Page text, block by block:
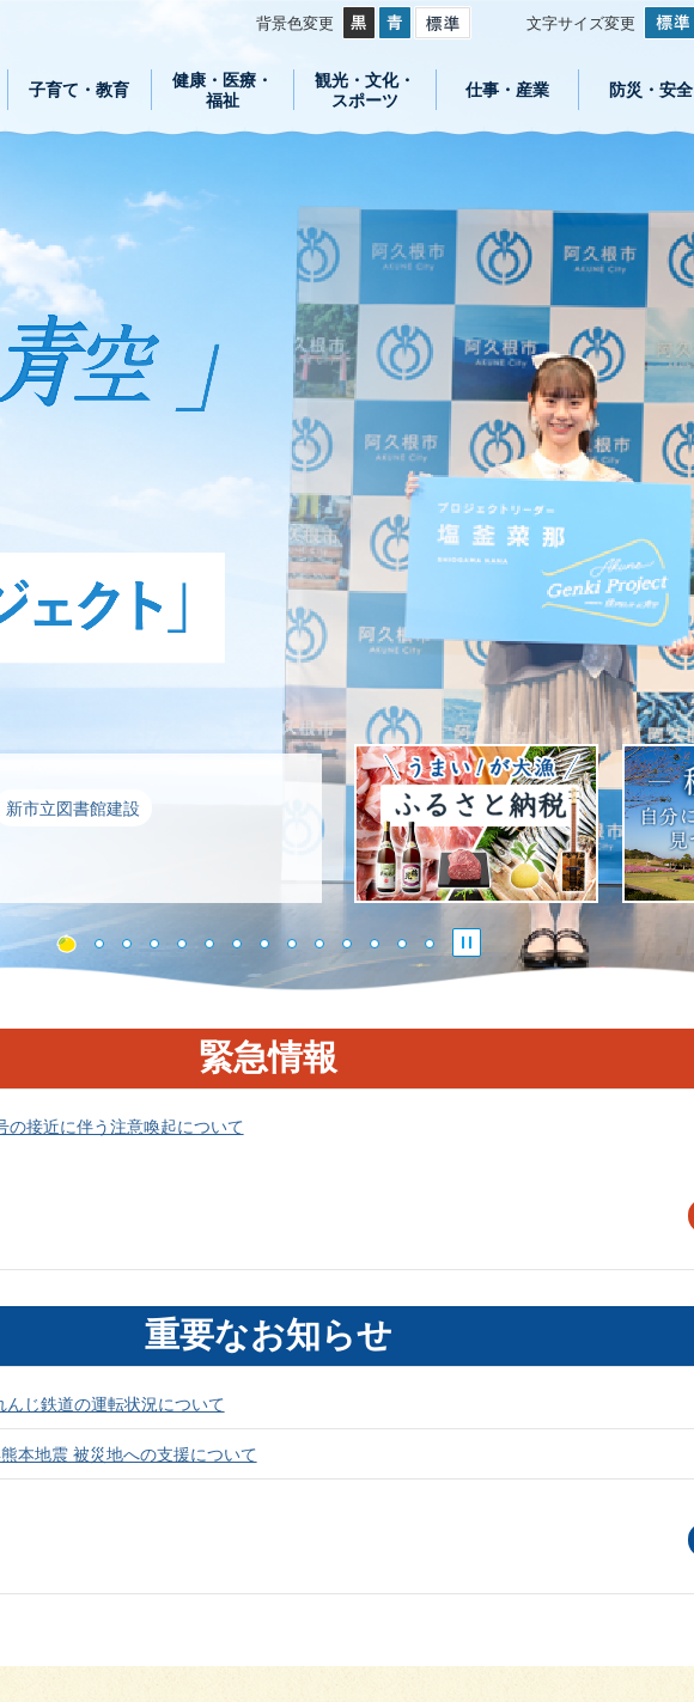
背景色変更 文字サイズ変更
子育て・教育
健康・医療・
福祉
観光・文化・
スポーツ
仕事・産業 防災・安全
1枚目のスライドを表示
2枚目のスライドを表示
3枚目のスライドを表示
4枚目のスライドを表示
5枚目のスライドを表示
6枚目のスライドを表示
7枚目のスライドを表示
8枚目のスライドを表示
9枚目のスライドを表示
10枚目のスライドを表示
11枚目のスライドを表示
12枚目のスライドを表示
13枚目のスライドを表示
14枚目のスライドを表示
スライドを停止
新市立図書館建設
緊急情報
の接近に伴う注意喚起について
重要なお知らせ
んじ鉄道の運転状況について
本地震 被災地への支援について